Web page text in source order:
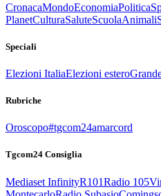
CronacaMondoEconomiaPolitica
PlanetCulturaSaluteScuolaAnimali
Speciali
Elezioni ItaliaElezioni estero
Rubriche
Oroscopo#tgcom24amarcord
Tgcom24 Consiglia
Mediaset InfinityR101Radio 105